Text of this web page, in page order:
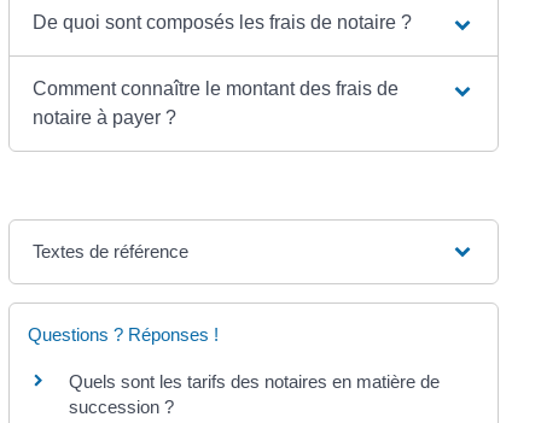
De quoi sont composés les frais de notaire ?
Comment connaître le montant des frais de
notaire à payer ?
Textes de référence
Questions ? Réponses !
Quels sont les tarifs des notaires en matière de
succession ?